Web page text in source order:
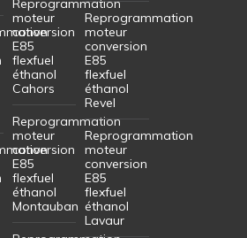
Reprogrammation
moteur
conversion
E85
flexfuel
éthanol
Cahors
Reprogrammation
moteur
conversion
E85
flexfuel
éthanol
Montauban
Reprogrammation
moteur
conversion
E85
flexfuel
éthanol
Revel
Reprogrammation
moteur
conversion
E85
flexfuel
éthanol
Lavaur